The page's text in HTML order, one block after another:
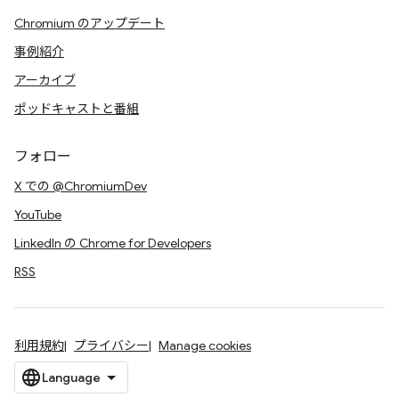
Chromium のアップデート
事例紹介
アーカイブ
ポッドキャストと番組
フォロー
X での @ChromiumDev
YouTube
LinkedIn の Chrome for Developers
RSS
利用規約 プライバシー Manage cookies